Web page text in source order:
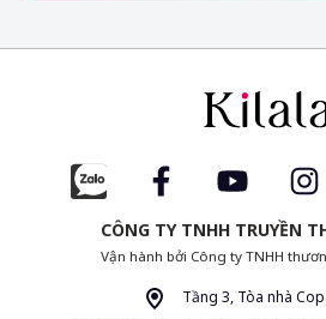
CÔNG TY TNHH TRUYỀN
Vận hành bởi Công ty TNHH
Tầng 3, Tòa nhà